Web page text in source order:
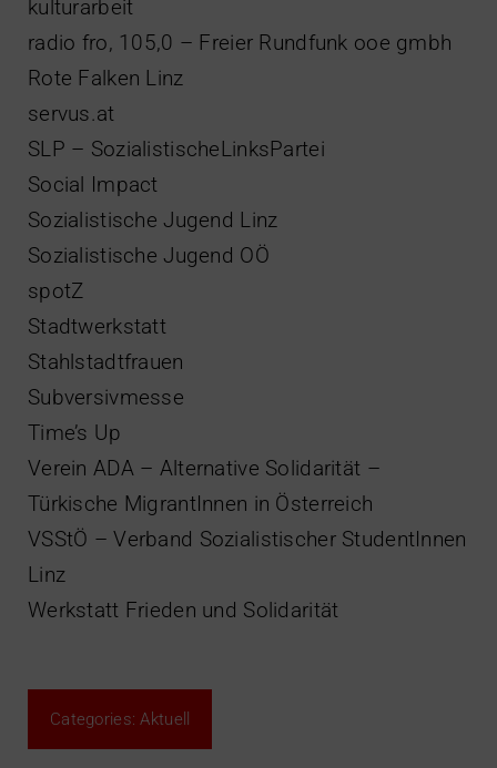
kulturarbeit
radio fro, 105,0 – Freier Rundfunk ooe gmbh
Rote Falken Linz
servus.at
SLP – SozialistischeLinksPartei
Social Impact
Sozialistische Jugend Linz
Sozialistische Jugend OÖ
spotZ
Stadtwerkstatt
Stahlstadtfrauen
Subversivmesse
Time’s Up
Verein ADA – Alternative Solidarität –
Türkische MigrantInnen in Österreich
VSStÖ – Verband Sozialistischer StudentInnen
Linz
Werkstatt Frieden und Solidarität
Categories:Aktuell